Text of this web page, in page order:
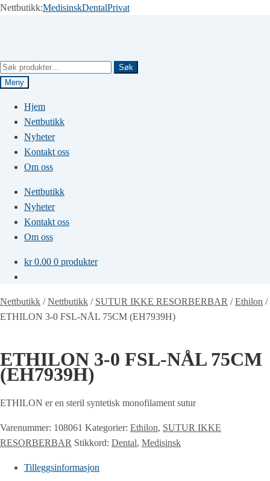
Nettbutikk:MedisinskDentalPrivat
Søk
etter:
Søk
Meny
Hjem
Nettbutikk
Nyheter
Kontakt oss
Om oss
Nettbutikk
Nyheter
Kontakt oss
Om oss
kr0.00 0 produkter
Nettbutikk /Nettbutikk / SUTUR IKKE RESORBERBAR /Ethilon /
ETHILON 3-0 FSL-NÅL 75CM (EH7939H)
ETHILON 3-0 FSL-NÅL 75CM
(EH7939H)
ETHILON er en steril syntetisk monofilament sutur
Varenummer: 108061 Kategorier: Ethilon, SUTUR IKKE
RESORBERBAR Stikkord: Dental, Medisinsk
Tilleggsinformasjon